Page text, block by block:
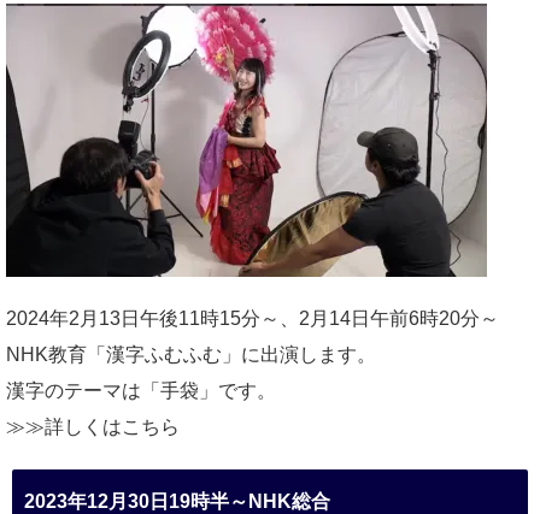
2024年2月13日午後11時15分～、2月14日午前6時20分～
NHK教育「漢字ふむふむ」に出演します。
漢字のテーマは「手袋」です。
≫≫詳しくはこちら
2023年12月30日19時半～NHK総合